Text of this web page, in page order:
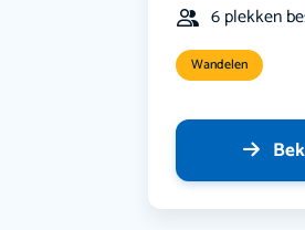
6 plekken
Wandelen